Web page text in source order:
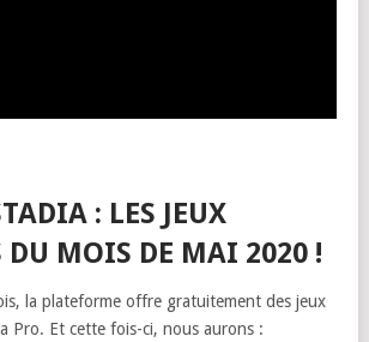
: LES JEUX
DU MOIS DE MAI 2020 !
la plateforme offre gratuitement des jeux
Pro. Et cette fois-ci, nous aurons :